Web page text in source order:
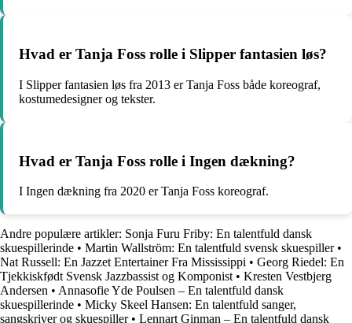
Hvad er Tanja Foss rolle i Slipper fantasien løs?
I Slipper fantasien løs fra 2013 er Tanja Foss både koreograf,
kostumedesigner og tekster.
Hvad er Tanja Foss rolle i Ingen dækning?
I Ingen dækning fra 2020 er Tanja Foss koreograf.
Andre populære artikler: Sonja Furu Friby: En talentfuld dansk
skuespillerinde • Martin Wallström: En talentfuld svensk skuespiller•
Nat Russell: En Jazzet Entertainer Fra Mississippi • Georg Riedel: En
Tjekkiskfødt Svensk Jazzbassist og Komponist • Kresten Vestbjerg
Andersen • Annasofie Yde Poulsen – En talentfuld dansk
skuespillerinde • Micky Skeel Hansen: En talentfuld sanger,
sangskriver og skuespiller• Lennart Ginman – En talentfuld dansk